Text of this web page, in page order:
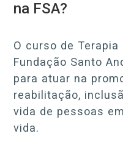
na FSA?
O curso de Terapia
Fundação Santo
para atuar na
reabilitação,
vida de pessoas
vida.